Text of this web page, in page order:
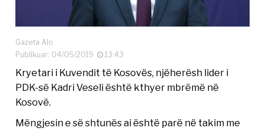
Gazeta Alo
Publikuar: 04/05/2019
13:43
Kryetari i Kuvendit të Kosovës, njëherësh lider i
PDK-së Kadri Veseli është kthyer mbrëmë në
Kosovë.
Mëngjesin e së shtunës ai është parë në takim me